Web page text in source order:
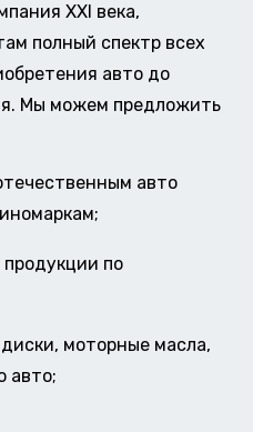
XXI века,
полный спектр всех
авто до
Мы можем предложить
авто
по
моторные масла,
авто;